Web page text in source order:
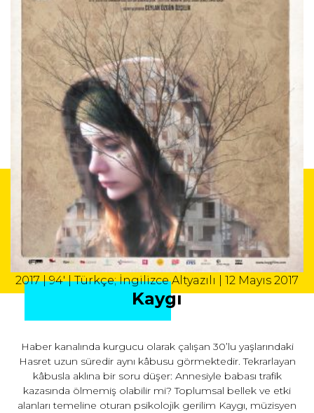
2017 | 94' | Türkçe; İngilizce Altyazılı | 12 Mayıs 2017
Kaygı
Haber kanalında kurgucu olarak çalışan 30’lu yaşlarındaki
Hasret uzun süredir aynı kâbusu görmektedir. Tekrarlayan
kâbusla aklına bir soru düşer: Annesiyle babası trafik
kazasında ölmemiş olabilir mi? Toplumsal bellek ve etki
alanları temeline oturan psikolojik gerilim Kaygı, müzisyen